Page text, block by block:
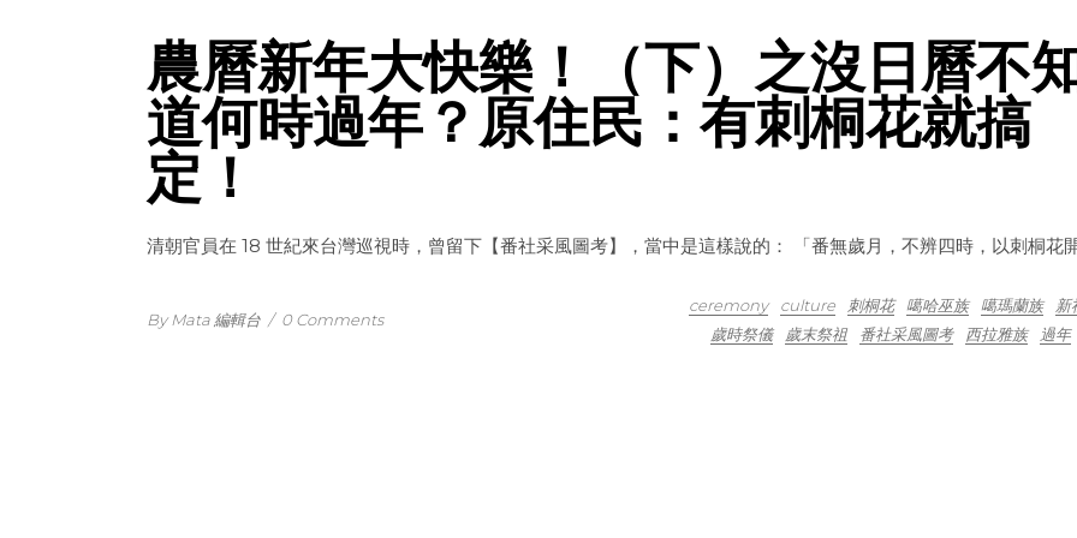
農曆新年大快樂！（下）之沒日曆不
道何時過年？原住民：有刺桐花就搞
定！
清朝官員在 18 世紀來台灣巡視時，曾留下【番社采風圖考】，當中是這樣說的： 「番無歲月，不辨四時，以刺桐花
By Mata 編輯台 / 0 Comments
ceremony culture 刺桐花 噶哈巫族 噶瑪蘭族
新
歲時祭儀
歲末祭祖 番社采風圖考 西拉雅族 過年